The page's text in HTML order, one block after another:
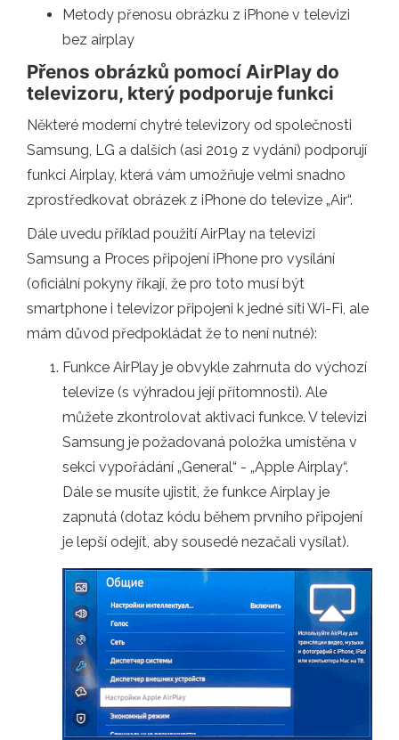
Metody přenosu obrázku z iPhone v televizi
bez airplay
Přenos obrázků pomocí AirPlay do
televizoru, který podporuje funkci
Některé moderní chytré televizory od společnosti
Samsung, LG a dalších (asi 2019 z vydání) podporují
funkci Airplay, která vám umožňuje velmi snadno
zprostředkovat obrázek z iPhone do televize „Air“.
Dále uvedu příklad použití AirPlay na televizi
Samsung a Proces připojení iPhone pro vysílání
(oficiální pokyny říkají, že pro toto musí být
smartphone i televizor připojeni k jedné síti Wi-Fi, ale
mám důvod předpokládat že to není nutné):
Funkce AirPlay je obvykle zahrnuta do výchozí
televize (s výhradou její přítomnosti). Ale
můžete zkontrolovat aktivaci funkce. V televizi
Samsung je požadovaná položka umístěna v
sekci vypořádání „General“ - „Apple Airplay“.
Dále se musíte ujistit, že funkce Airplay je
zapnutá (dotaz kódu během prvního připojení
je lepší odejít, aby sousedé nezačali vysílat).